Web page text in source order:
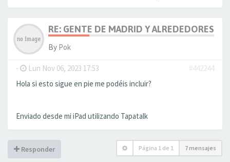
RE: GENTE DE MADRID Y ALREDEDORES
By Pok
- Lun Nov 06, 2023 17:53
#442244
Hola si esto sigue en pie me podéis incluir?
Enviado desde mi iPad utilizando Tapatalk
Responder Página 1 de 1 7 mensajes